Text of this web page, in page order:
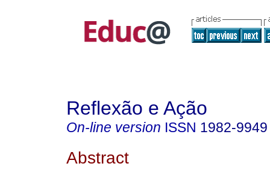
Reflexão e Ação
On-line version ISSN 1982-9949
Abstract